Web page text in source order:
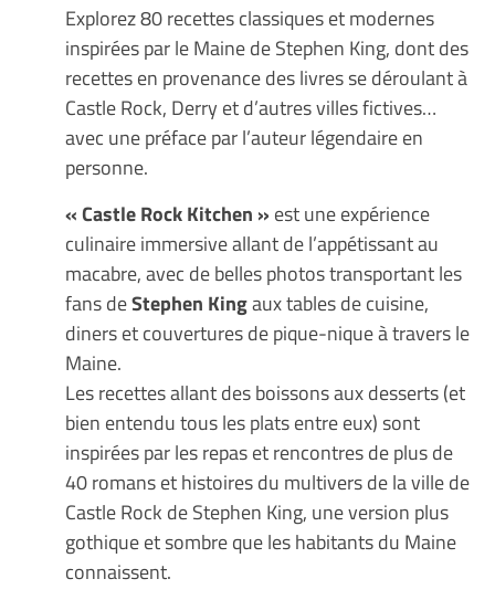
Explorez 80 recettes classiques et modernes
inspirées par le Maine de Stephen King, dont des
recettes en provenance des livres se déroulant à
Castle Rock, Derry et d’autres villes fictives…
avec une préface par l’auteur légendaire en
personne.
« Castle Rock Kitchen » est une expérience
culinaire immersive allant de l’appétissant au
macabre, avec de belles photos transportant les
fans deStephen Kingaux tables de cuisine,
diners et couvertures de pique-nique à travers le
Maine.
Les recettes allant des boissons aux desserts (et
bien entendu tous les plats entre eux) sont
inspirées par les repas et rencontres de plus de
40 romans et histoires du multivers de la ville de
Castle Rock de Stephen King, une version plus
gothique et sombre que les habitants du Maine
connaissent.